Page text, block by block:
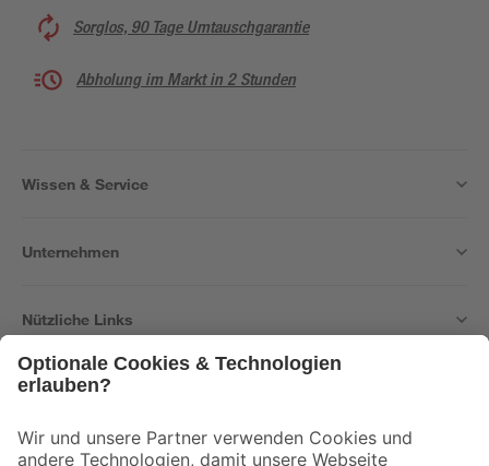
Sorglos, 90 Tage Umtauschgarantie
Abholung im Markt in 2 Stunden
Wissen & Service
Unternehmen
Nützliche Links
Der toom Newsletter: Keine Angebote und Aktionen mehr verpassen!